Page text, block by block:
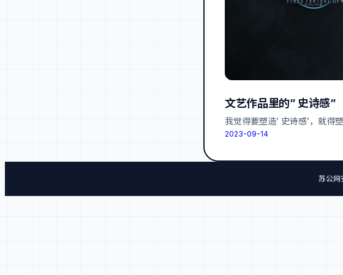
文艺作品里的” 史诗感”
我觉得要塑造’ 史诗感’，就得
2023-09-14
苏公网